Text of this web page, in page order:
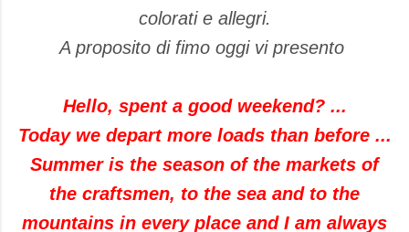
colorati e allegri.
A proposito di fimo oggi vi presento
Hello, spent a good weekend? ...
Today we depart more loads than before ...
Summer is the season of the markets of
the craftsmen, to the sea and to the
mountains in every place and I am always